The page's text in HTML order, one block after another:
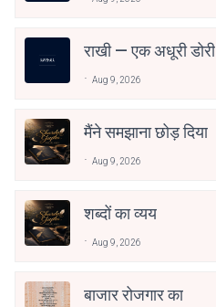
राखी — एक अधूरी डोरी
Aug 9, 2026
मैंने समझाना छोड़ दिया
Aug 9, 2026
शब्दों का व्यय
Aug 9, 2026
बाजार रोजगार का